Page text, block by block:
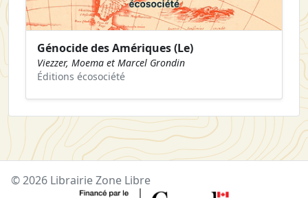
Génocide des Amériques (Le)
Viezzer, Moema et Marcel Grondin
Éditions écosociété
© 2026 Librairie Zone Libre